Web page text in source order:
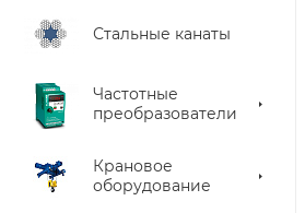
Стальные канаты
Частотные
преобразователи
Крановое
оборудование